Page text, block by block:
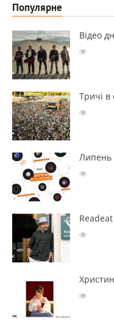
Популярне
Відео
Тричі в
Липень